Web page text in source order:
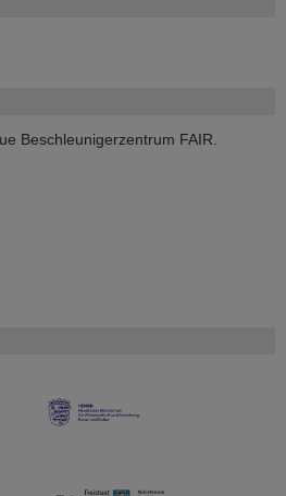
Beschleunigerzentrum FAIR.